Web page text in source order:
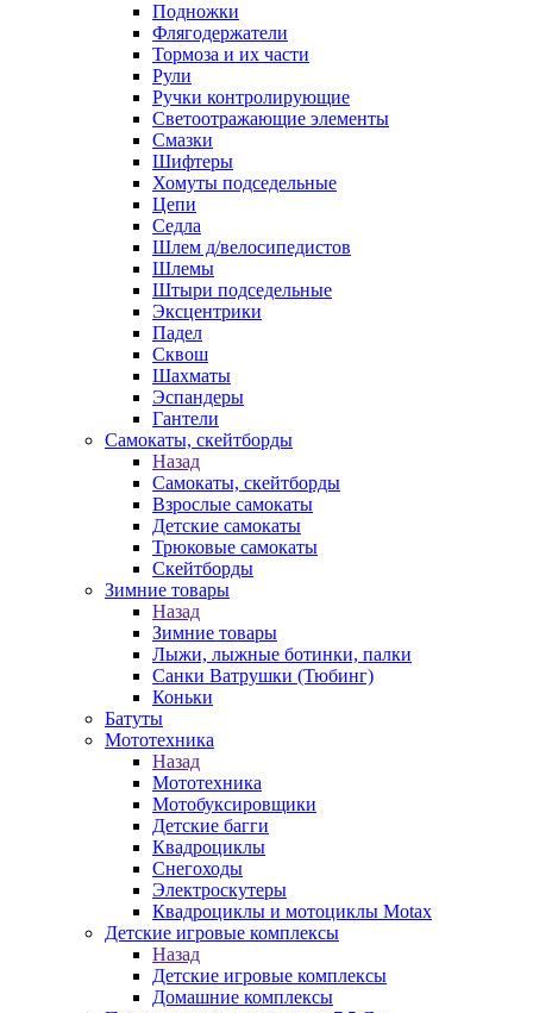
Подножки
Флягодержатели
Тормоза и их части
Рули
Ручки контролирующие
Светоотражающие элементы
Смазки
Шифтеры
Хомуты подседельные
Цепи
Седла
Шлем д/велосипедистов
Шлемы
Штыри подседельные
Эксцентрики
Падел
Сквош
Шахматы
Эспандеры
Гантели
Самокаты, скейтборды
Назад
Самокаты, скейтборды
Взрослые самокаты
Детские самокаты
Трюковые самокаты
Скейтборды
Зимние товары
Назад
Зимние товары
Лыжи, лыжные ботинки, палки
Санки Ватрушки (Тюбинг)
Коньки
Батуты
Мототехника
Назад
Мототехника
Мотобуксировщики
Детские багги
Квадроциклы
Снегоходы
Электроскутеры
Квадроциклы и мотоциклы Motax
Детские игровые комплексы
Назад
Детские игровые комплексы
Домашние комплексы